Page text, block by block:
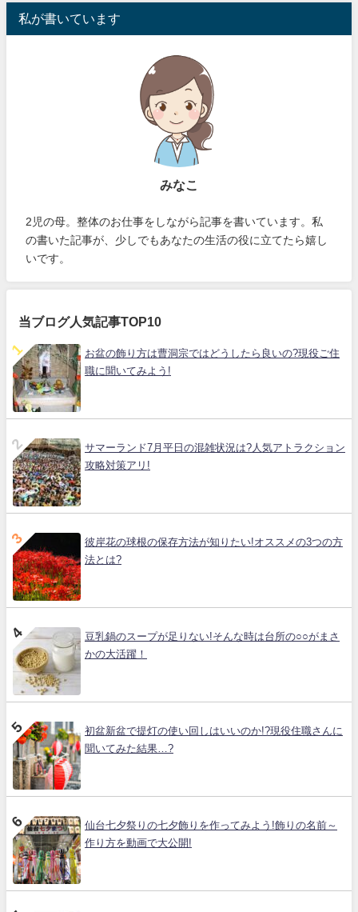
私が書いています
みなこ
2児の母。整体のお仕事をしながら記事を書いています。私
の書いた記事が、少しでもあなたの生活の役に立てたら嬉し
いです。
当ブログ人気記事TOP10
お盆の飾り方は曹洞宗ではどうしたら良いの?現役ご住
職に聞いてみよう!
サマーランド7月平日の混雑状況は?人気アトラクション
攻略対策アリ!
彼岸花の球根の保存方法が知りたい!オススメの3つの方
法とは?
豆乳鍋のスープが足りない!そんな時は台所の○○がまさ
かの大活躍！
初盆新盆で提灯の使い回しはいいのか!?現役住職さんに
聞いてみた結果…?
仙台七夕祭りの七夕飾りを作ってみよう!飾りの名前～
作り方を動画で大公開!